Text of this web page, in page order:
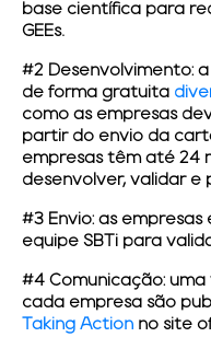
base científica para
GEEs.
#2 Desenvolvimento: a
de forma gratuita
como as empresas
partir do envio da
empresas têm até 24
desenvolver, validar e
#3 Envio: as empresas
equipe SBTi para
#4 Comunicação: uma
cada empresa são
Taking Action no site